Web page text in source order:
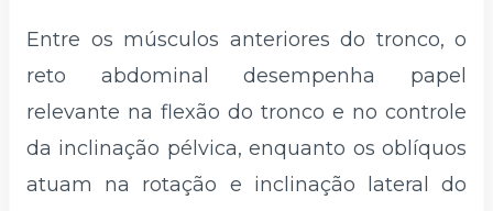
Entre os músculos anteriores do tronco, o
reto abdominal desempenha papel
relevante na flexão do tronco e no controle
da inclinação pélvica, enquanto os oblíquos
atuam na rotação e inclinação lateral do